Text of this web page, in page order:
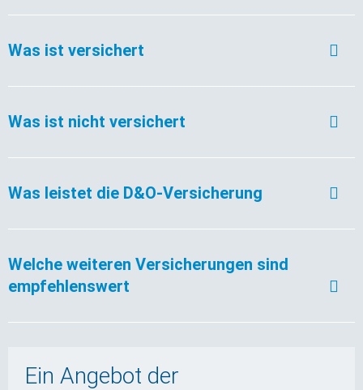
Was ist versichert
Was ist nicht versichert
Was leistet die D&O-Versicherung
Welche weiteren Versicherungen sind
empfehlenswert
Ein Angebot der